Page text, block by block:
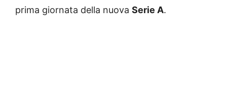
prima giornata della nuova Serie A.